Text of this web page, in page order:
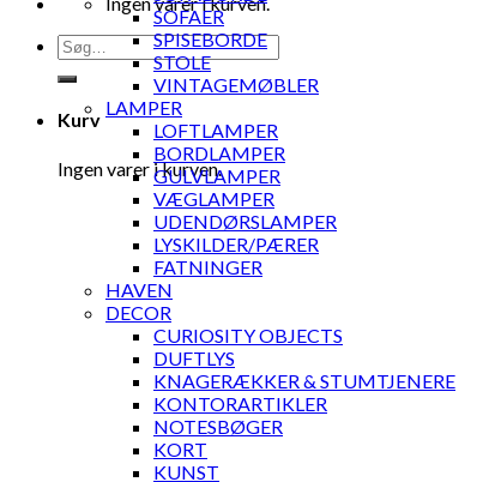
Søg
efter:
Kurv
Ingen varer i kurven.
SOFAER
SPISEBORDE
STOLE
VINTAGEMØBLER
LAMPER
LOFTLAMPER
BORDLAMPER
GULVLAMPER
VÆGLAMPER
UDENDØRSLAMPER
LYSKILDER/PÆRER
FATNINGER
HAVEN
DECOR
CURIOSITY OBJECTS
DUFTLYS
KNAGERÆKKER & STUMTJENERE
KONTORARTIKLER
NOTESBØGER
KORT
KUNST